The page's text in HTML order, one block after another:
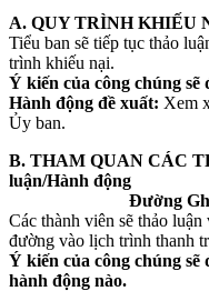
A. QUY TRÌNH KHIẾU
Tiểu ban sẽ tiếp tục thảo
trình khiếu nại.
Ý kiến của công chúng sẽ
Hành động đề xuất: Xem
Ủy ban.
B. THAM QUAN CÁC
luận/Hành động
Đường
Các thành viên sẽ thảo
đường vào lịch trình thanh
Ý kiến của công chúng
hành động nào.